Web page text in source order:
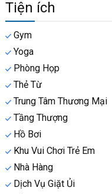
Tiện ích
Gym
Yoga
Phòng Họp
Thẻ Từ
Trung Tâm Thương Mại
Tầng Thượng
Hồ Bơi
Khu Vui Chơi Trẻ Em
Nhà Hàng
Dịch Vụ Giặt Ủi